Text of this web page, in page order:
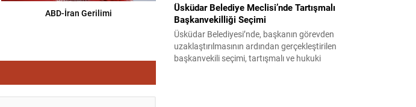
ABD-İran Gerilimi
Üsküdar Belediye Meclisi’nde Tartışmalı
Başkanvekilliği Seçimi
Üsküdar Belediyesi’nde, başkanın görevden
uzaklaştırılmasının ardından gerçekleştirilen
başkanvekili seçimi, tartışmalı ve hukuki